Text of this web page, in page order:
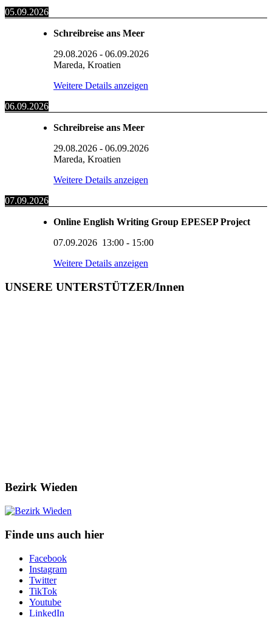
05.09.2026
Schreibreise ans Meer
29.08.2026 - 06.09.2026
Mareda, Kroatien
Weitere Details anzeigen
06.09.2026
Schreibreise ans Meer
29.08.2026 - 06.09.2026
Mareda, Kroatien
Weitere Details anzeigen
07.09.2026
Online English Writing Group EPESEP Project
07.09.2026 13:00 - 15:00
Weitere Details anzeigen
UNSERE UNTERSTÜTZER/Innen
Bezirk Wieden
Finde uns auch hier
Facebook
Instagram
Twitter
TikTok
Youtube
LinkedIn